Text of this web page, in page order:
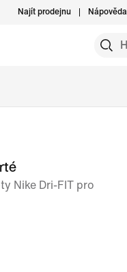
Najít prodejnu Nápověda
Nike Dri-FIT pro